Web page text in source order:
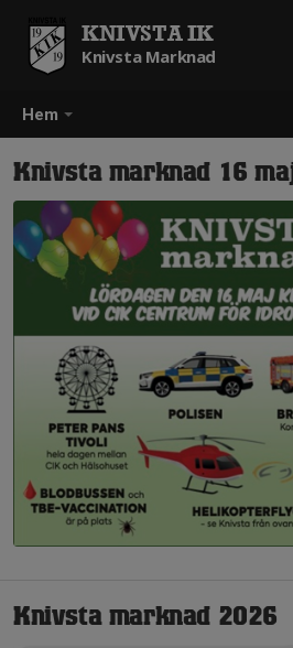
Hem
KNIVSTA IK
Knivsta Marknad
Knivsta marknad 16 maj
Knivsta marknad 2026